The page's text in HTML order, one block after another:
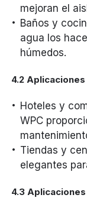
mejoran el
Baños y
agua los
húmedos.
4.2
Hoteles y
WPC
Tiendas y
elegantes
4.3